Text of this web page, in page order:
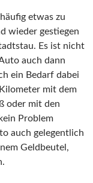
etwas zu
wieder gestiegen
Es ist nicht
auch dann
ein Bedarf dabei
mit dem
oder mit den
Problem
auch gelegentlich
Geldbeutel,